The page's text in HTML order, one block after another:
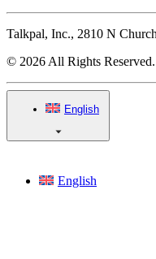
Talkpal, Inc., 2810 N
© 2026 All Rights Reserved.
English
English